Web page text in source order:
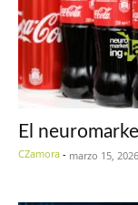
El
CZamora - marzo 15, 2026